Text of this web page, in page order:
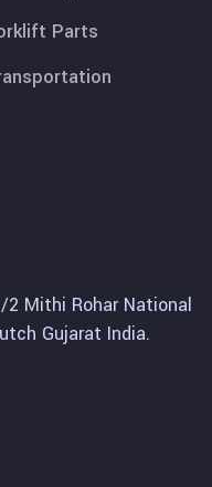
Parts
2 Mithi Rohar National
Gujarat India.